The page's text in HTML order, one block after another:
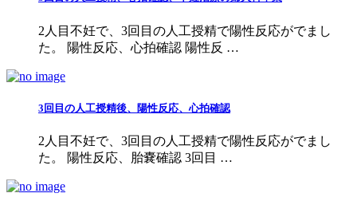
2人目不妊で、3回目の人工授精で陽性反応がでまし
た。 陽性反応、心拍確認 陽性反 …
3回目の人工授精後、陽性反応、心拍確認
2人目不妊で、3回目の人工授精で陽性反応がでまし
た。 陽性反応、胎嚢確認 3回目 …